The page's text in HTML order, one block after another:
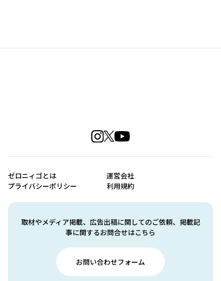
取材やメディア掲載、広告出稿に関してのご依頼、掲載記
事に関するお問合せはこちら
お問い合わせフォーム
ゼロニィゴとは
運営会社
プライバシーポリシー
利用規約